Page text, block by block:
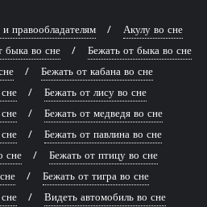
правообладателям
Акулу во сне
быка во сне
Бежать от быка во сне
Бежать от кабана во сне
Бежать от лису во сне
Бежать от медведя во сне
Бежать от павлина во сне
сне
Бежать от птицу во сне
Бежать от тигра во сне
Видеть автомобиль во сне